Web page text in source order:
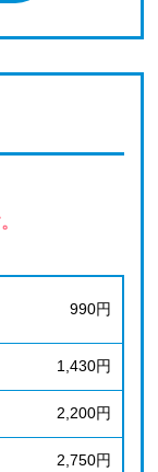
990円
1,430円
2,200円
2,750円